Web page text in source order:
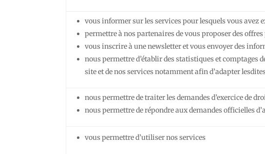
vous informer sur les services pour lesquels vous
permettre à nos partenaires de vous proposer des
vous inscrire à une newsletter et vous envoyer des
nous permettre d’établir des statistiques et comptages
site et de nos services notamment afin d’adapter
nous permettre de traiter les demandes d’exercice de
nous permettre de répondre aux demandes officielles
vous permettre d’utiliser nos services